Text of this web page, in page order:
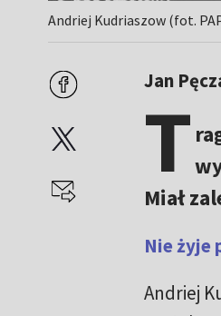
Andriej Kudriaszow (fot.
Jan
T
Miał
Nie żyje
Andriej